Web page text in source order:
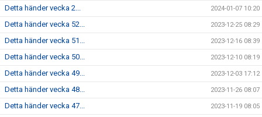
Detta händer vecka 2... 2024-01-07 10:20
Detta händer vecka 52... 2023-12-25 08:29
Detta händer vecka 51... 2023-12-16 08:39
Detta händer vecka 50... 2023-12-10 08:19
Detta händer vecka 49... 2023-12-03 17:12
Detta händer vecka 48... 2023-11-26 08:07
Detta händer vecka 47... 2023-11-19 08:05